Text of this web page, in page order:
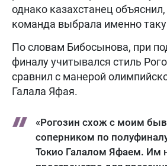
однако казахстанец
команда выбрала именно
По словам Бибосынова, при
финалу учитывался стиль
сравнил с манерой
Галала Яфая.
«Рогозин схож с моим
соперником по
Токио Галалом Яфаем. Им